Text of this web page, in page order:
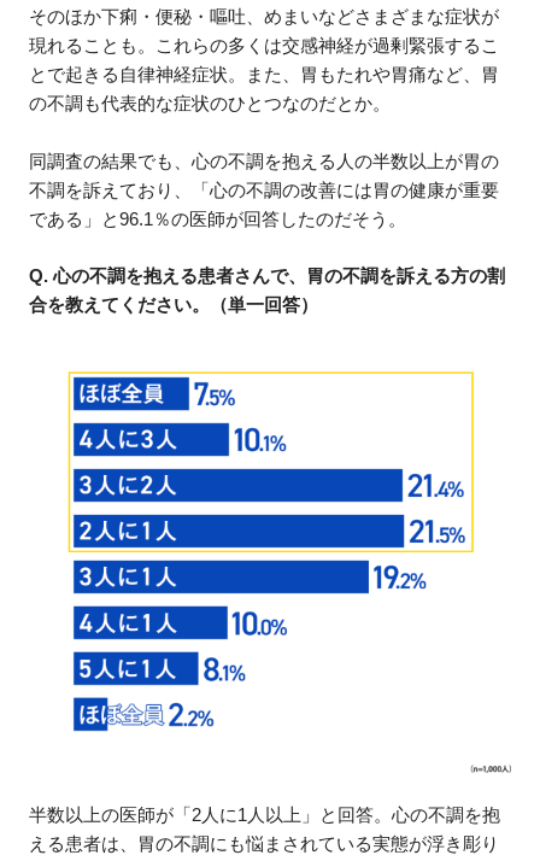
そのほか下痢・便秘・嘔吐、めまいなどさまざまな症状が
現れることも。これらの多くは交感神経が過剰緊張するこ
とで起きる自律神経症状。また、胃もたれや胃痛など、胃
の不調も代表的な症状のひとつなのだとか。
同調査の結果でも、心の不調を抱える人の半数以上が胃の
不調を訴えており、「心の不調の改善には胃の健康が重要
である」と96.1％の医師が回答したのだそう。
Q. 心の不調を抱える患者さんで、胃の不調を訴える方の割
合を教えてください。（単一回答）
半数以上の医師が「2人に1人以上」と回答。心の不調を抱
える患者は、胃の不調にも悩まされている実態が浮き彫り